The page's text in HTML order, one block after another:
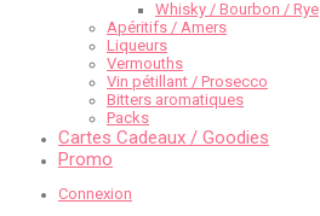
Whisky / Bourbon / Rye
Apéritifs / Amers
Liqueurs
Vermouths
Vin pétillant / Prosecco
Bitters aromatiques
Packs
Cartes Cadeaux / Goodies
Promo
Connexion